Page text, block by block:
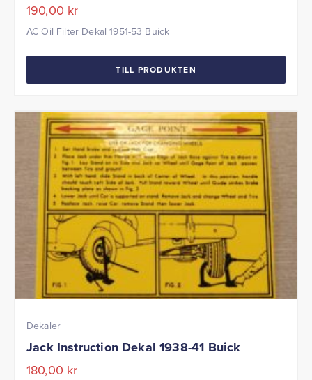
190,00 kr
AC Oil Filter Dekal 1951-53 Buick
TILL PRODUKTEN
Dekaler
Jack Instruction Dekal 1938-41 Buick
180,00 kr